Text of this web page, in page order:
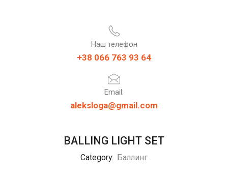
Наш телефон
+38 066 763 93 64
Email:
aleksloga@gmail.com
BALLING LIGHT SET
Category: Баллинг